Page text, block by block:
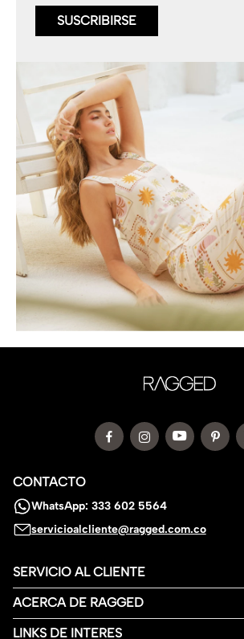
SUSCRIBIRSE
CONTACTO
WhatsApp: 333 602 5564
servicioalcliente@ragged.com.co
SERVICIO AL CLIENTE
ACERCA DE RAGGED
LINKS DE INTERES